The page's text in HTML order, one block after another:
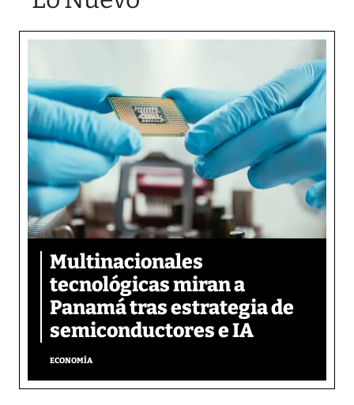
Multinacionales
tecnológicas miran a
Panamá tras estrategia de
semiconductores e IA
ECONOMÍA